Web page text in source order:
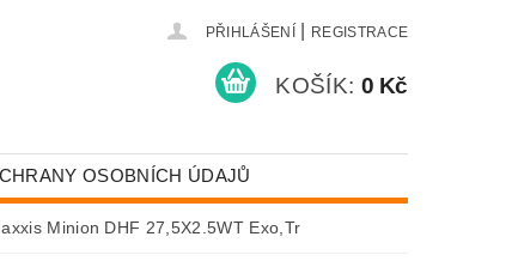
PŘIHLÁŠENÍ REGISTRACE
KOŠÍK: 0 Kč
OSOBNÍCH ÚDAJŮ
Minion DHF 27,5X2.5WT Exo,Tr